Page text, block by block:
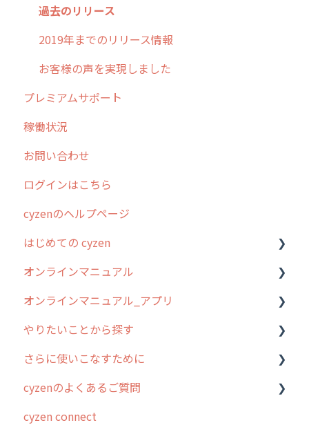
過去のリリース
2019年までのリリース情報
お客様の声を実現しました
プレミアムサポート
稼働状況
お問い合わせ
ログインはこちら
cyzenのヘルプページ
はじめての cyzen
0. はじめてのcyzenの使い方
1. cyzenについて知ろう
2. 主要機能の概要
3. cyzenの位置情報取得について
4. cyzen利用前の準備：システム管理者編
5. 基本的な使い方：システム管理者編
オンラインマニュアル
管理サイトの使い始め
ユーザー・グループ管理
行動管理
予定管理
スポット
オンラインマニュアル_アプリ
アプリの使い始め
ホーム画面
スポット
報告閲覧
やりたいことから探す
行動管理
勤怠管理
予定管理
さらに使いこなすために
はじめに
スポット・ステータス関連オプション
cyzenのよくあるご質問
ログインについて
cyzen connect